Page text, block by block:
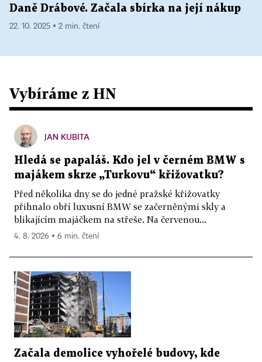
Daně Drábové. Začala sbírka na její nákup
22. 10. 2025 ▪ 2 min. čtení
Vybíráme z HN
JAN KUBITA
Hledá se papaláš. Kdo jel v černém BMW s
majákem skrze „Turkovu“ křižovatku?
Před několika dny se do jedné pražské křižovatky
přihnalo obří luxusní BMW se začerněnými skly a
blikajícím majáčkem na střeše. Na červenou...
4. 8. 2026 ▪ 6 min. čtení
Začala demolice vyhořelé budovy, kde